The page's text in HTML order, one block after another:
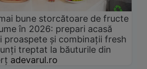
bune storcătoare de fructe
în 2026: prepari acasă
proaspete și combinații fresh
treptat la băuturile din
adevarul.ro